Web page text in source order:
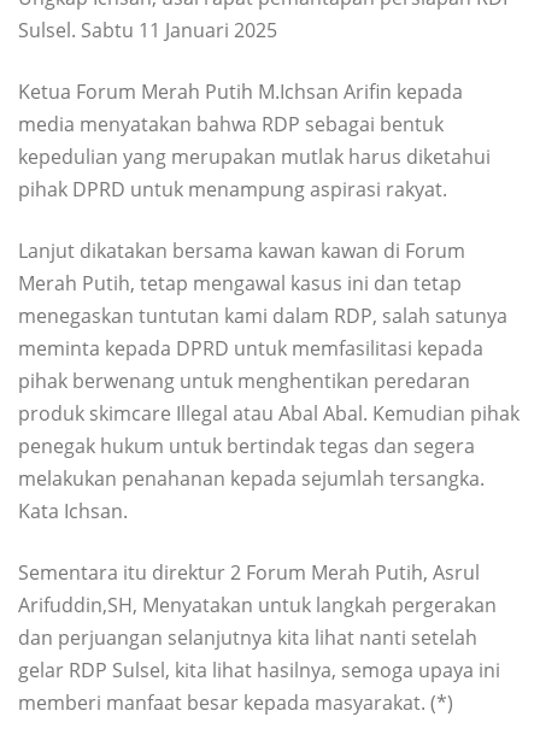
Sulsel. Sabtu 11 Januari 2025
Ketua Forum Merah Putih M.Ichsan Arifin kepada
media menyatakan bahwa RDP sebagai bentuk
kepedulian yang merupakan mutlak harus diketahui
pihak DPRD untuk menampung aspirasi rakyat.
Lanjut dikatakan bersama kawan kawan di Forum
Merah Putih, tetap mengawal kasus ini dan tetap
menegaskan tuntutan kami dalam RDP, salah satunya
meminta kepada DPRD untuk memfasilitasi kepada
pihak berwenang untuk menghentikan peredaran
produk skimcare Illegal atau Abal Abal. Kemudian pihak
penegak hukum untuk bertindak tegas dan segera
melakukan penahanan kepada sejumlah tersangka.
Kata Ichsan.
Sementara itu direktur 2 Forum Merah Putih, Asrul
Arifuddin,SH, Menyatakan untuk langkah pergerakan
dan perjuangan selanjutnya kita lihat nanti setelah
gelar RDP Sulsel, kita lihat hasilnya, semoga upaya ini
memberi manfaat besar kepada masyarakat. (*)